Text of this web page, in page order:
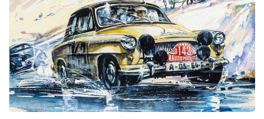
Pořady
TV Program
Časopis
Sledujte prima+